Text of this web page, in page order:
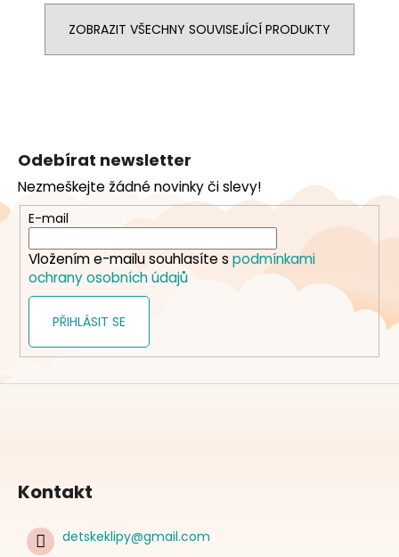
ZOBRAZIT VŠECHNY SOUVISEJÍCÍ PRODUKTY
a
t
Odebírat newsletter
Nezmeškejte žádné novinky či slevy!
E-mail
Vložením e-mailu souhlasíte s podmínkami
ochrany osobních údajů
PŘIHLÁSIT SE
Kontakt
detskeklipy@gmail.com